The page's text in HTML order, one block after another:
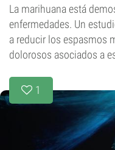
La marihuana está
enfermedades. Un
a reducir los espasmos
dolorosos asociados a
1